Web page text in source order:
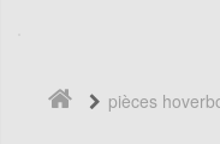
pièces